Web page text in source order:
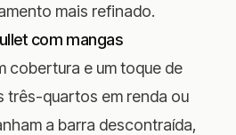
mais refinado.
com mangas
cobertura e um toque de
três-quartos em renda ou
a barra descontraída,